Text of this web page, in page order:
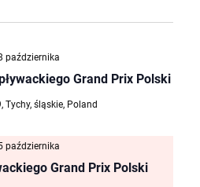
Grand Prix Polski
października
Tychy, śląskie, Poland
Grand Prix Polski
października